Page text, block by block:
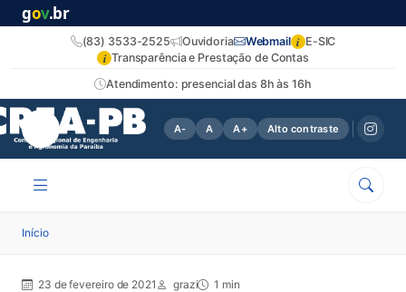
gov.br
Atendimento: presencial das 8h às 16h
(83) 3533-2525 Ouvidoria Webmail i E-SIC
i Transparência e Prestação de Contas
A- A A+ Alto contraste
Início
23 de fevereiro de 2021 grazi 1 min